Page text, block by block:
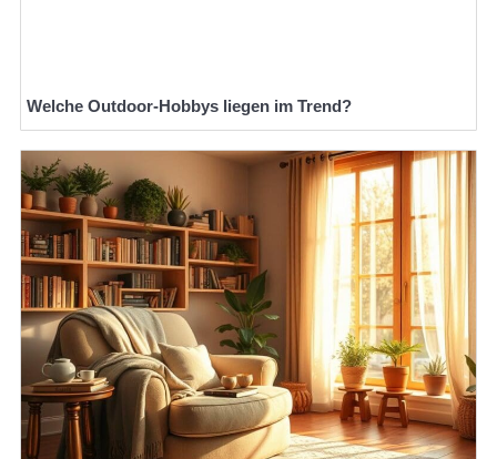
Welche Outdoor-Hobbys liegen im Trend?